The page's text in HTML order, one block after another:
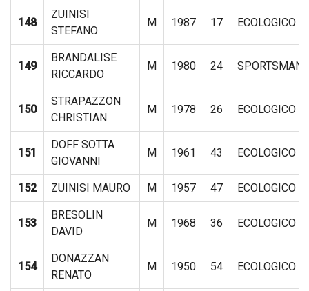
148
ZUINISI
STEFANO
M 1987 17 ECOLOGICO
149
BRANDALISE
RICCARDO
M 1980 24 SPORTSMAN
150
STRAPAZZON
CHRISTIAN
M 1978 26 ECOLOGICO
151
DOFF SOTTA
GIOVANNI
M 1961 43 ECOLOGICO
152 ZUINISI MAURO M 1957 47 ECOLOGICO
153
BRESOLIN
DAVID
M 1968 36 ECOLOGICO
154
DONAZZAN
RENATO
M 1950 54 ECOLOGICO